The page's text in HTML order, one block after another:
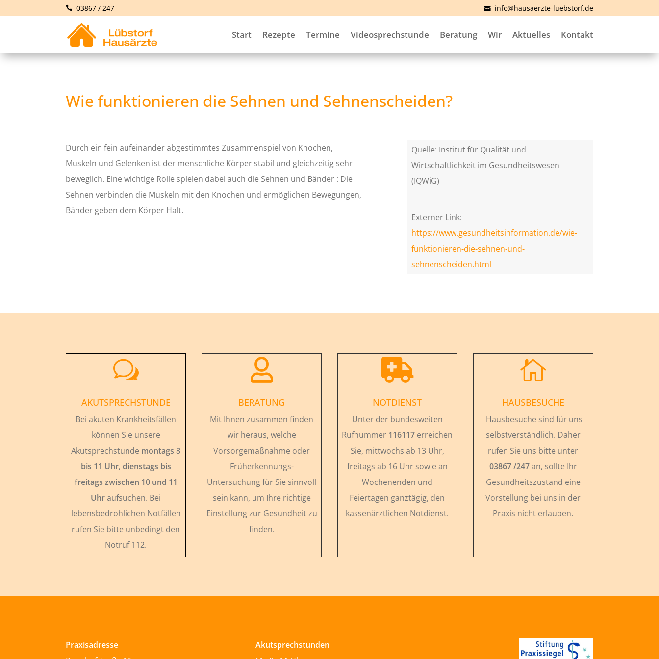
03867 / 247 info@hausaerzte-luebstorf.de
Start Rezepte Termine Videosprechstunde Beratung Wir Aktuelles Kontakt
Wie funktionieren die Sehnen und Sehnenscheiden?
Durch ein fein aufeinander abgestimmtes Zusammenspiel von Knochen,
Muskeln und Gelenken ist der menschliche Körper stabil und gleichzeitig sehr
beweglich. Eine wichtige Rolle spielen dabei auch die Sehnen und Bänder : Die
Sehnen verbinden die Muskeln mit den Knochen und ermöglichen Bewegungen,
Bänder geben dem Körper Halt.
Quelle: Institut für Qualität und
Wirtschaftlichkeit im Gesundheitswesen
(IQWiG)
Externer Link:
https://www.gesundheitsinformation.de/wie-
funktionieren-die-sehnen-und-
sehnenscheiden.html
w
AKUTSPRECHSTUNDE
Bei akuten Krankheitsfällen
können Sie unsere
Akutsprechstunde montags 8
bis 11 Uhr, dienstags bis
freitags zwischen 10 und 11
Uhraufsuchen. Bei
lebensbedrohlichen Notfällen
rufen Sie bitte unbedingt den
Notruf 112.

BERATUNG
Mit Ihnen zusammen finden
wir heraus, welche
Vorsorgemaßnahme oder
Früherkennungs-
Untersuchung für Sie sinnvoll
sein kann, um Ihre richtige
Einstellung zur Gesundheit zu
finden.

NOTDIENST
Unter der bundesweiten
Rufnummer 116117 erreichen
Sie, mittwochs ab 13 Uhr,
freitags ab 16 Uhr sowie an
Wochenenden und
Feiertagen ganztägig, den
kassenärztlichen Notdienst.

HAUSBESUCHE
Hausbesuche sind für uns
selbstverständlich. Daher
rufen Sie uns bitte unter
03867 /247an, sollte Ihr
Gesundheitszustand eine
Vorstellung bei uns in der
Praxis nicht erlauben.
Praxisadresse
Akutsprechstunden